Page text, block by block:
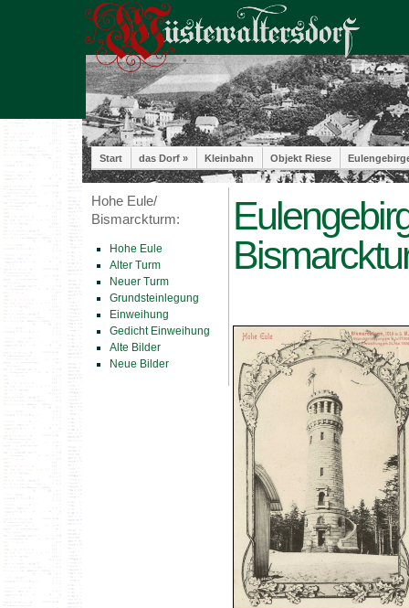
Start das Dorf » Kleinbahn Objekt Riese
Hohe Eule/
Bismarckturm:
Hohe Eule
Alter Turm
Neuer Turm
Grundsteinlegung
Einweihung
Gedicht Einweihung
Alte Bilder
Neue Bilder